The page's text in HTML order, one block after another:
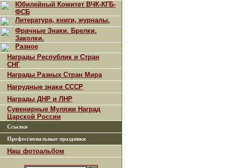
Юбилейный Комитет ВЧК-КГБ-
ФСБ
Литература, книги, журналы.
Фрачные Знаки. Брелки.
Заколки.
Разное
Награды Республик и Стран
СНГ
Награды Разных Стран Мира
Нагрудные знаки СССР
Награды ДНР и ЛНР
Сувенирные Муляжи Наград
Царской России
Ссылки
Профессиональные праздники
Наш фотоальбом